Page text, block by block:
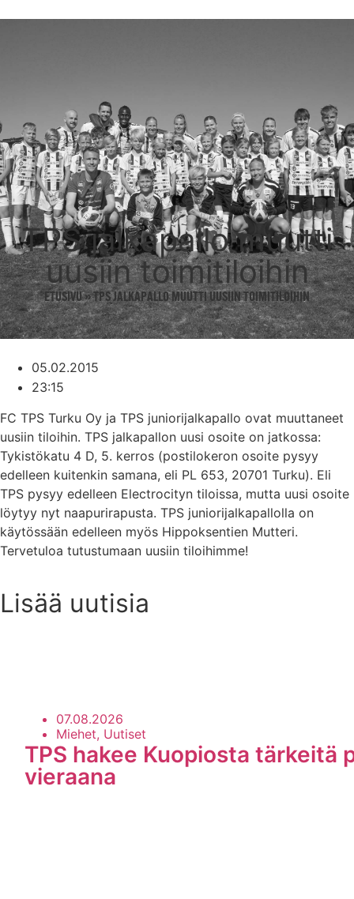
TPS jalkapallo muutti
uusiin toimitiloihin
ETUSIVU»TPS JALKAPALLO MUUTTI UUSIIN TOIMITILOIHIN
05.02.2015
23:15
FC TPS Turku Oy ja TPS juniorijalkapallo ovat muuttaneet
uusiin tiloihin. TPS jalkapallon uusi osoite on jatkossa:
Tykistökatu 4 D, 5. kerros (postilokeron osoite pysyy
edelleen kuitenkin samana, eli PL 653, 20701 Turku). Eli
TPS pysyy edelleen Electrocityn tiloissa, mutta uusi osoite
löytyy nyt naapurirapusta. TPS juniorijalkapallolla on
käytössään edelleen myös Hippoksentien Mutteri.
Tervetuloa tutustumaan uusiin tiloihimme!
Lisää uutisia
07.08.2026
Miehet, Uutiset
TPS hakee Kuopiosta tärkeitä
vieraana